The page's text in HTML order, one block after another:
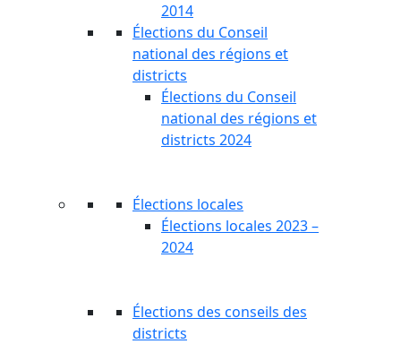
2014
Élections du Conseil
national des régions et
districts
Élections du Conseil
national des régions et
districts 2024
Élections locales
Élections locales 2023 –
2024
Élections des conseils des
districts